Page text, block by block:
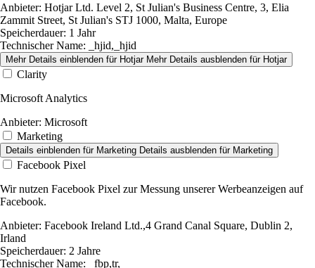
Anbieter: Hotjar Ltd. Level 2, St Julian's Business Centre, 3, Elia
Zammit Street, St Julian's STJ 1000, Malta, Europe
Speicherdauer: 1 Jahr
Technischer Name: _hjid,_hjid
Mehr Details einblenden für Hotjar Mehr Details ausblenden für Hotjar
Clarity
Microsoft Analytics
Anbieter: Microsoft
Marketing
Details einblenden für Marketing Details ausblenden für Marketing
Facebook Pixel
Wir nutzen Facebook Pixel zur Messung unserer Werbeanzeigen auf
Facebook.
Anbieter: Facebook Ireland Ltd.,4 Grand Canal Square, Dublin 2,
Irland
Speicherdauer: 2 Jahre
Technischer Name: _fbp,tr,